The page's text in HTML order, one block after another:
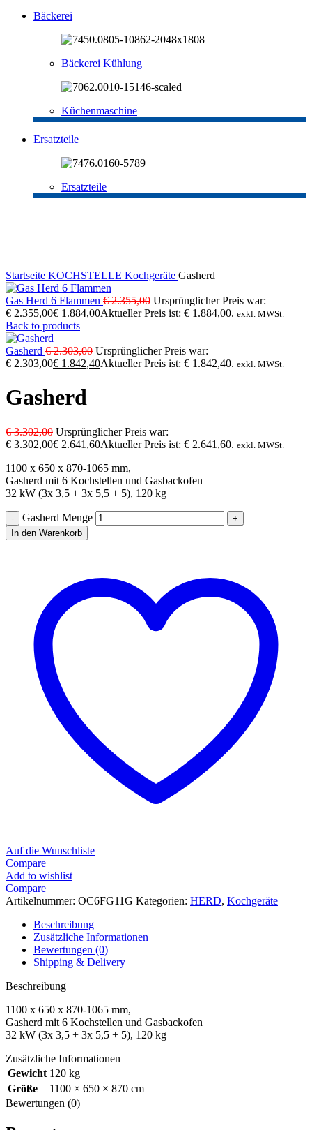
Bäckerei
Bäckerei Kühlung
Küchenmaschine
Ersatzteile
Ersatzteile
Startseite KOCHSTELLE Kochgeräte Gasherd
Gas Herd 6 Flammen €2.355,00 Ursprünglicher Preis war:
€ 2.355,00€ 1.884,00Aktueller Preis ist: € 1.884,00. exkl. MWSt.
Back to products
Gasherd €2.303,00 Ursprünglicher Preis war:
€ 2.303,00€ 1.842,40Aktueller Preis ist: € 1.842,40. exkl. MWSt.
Gasherd
€3.302,00 Ursprünglicher Preis war:
€ 3.302,00€ 2.641,60Aktueller Preis ist: € 2.641,60. exkl. MWSt.
1100 x 650 x 870-1065 mm,
Gasherd mit 6 Kochstellen und Gasbackofen
32 kW (3x 3,5 + 3x 5,5 + 5), 120 kg
Gasherd Menge
In den Warenkorb
Auf die Wunschliste
Compare
Add to wishlist
Compare
Artikelnummer: OC6FG11G Kategorien: HERD, Kochgeräte
Beschreibung
Zusätzliche Informationen
Bewertungen (0)
Shipping & Delivery
Beschreibung
1100 x 650 x 870-1065 mm,
Gasherd mit 6 Kochstellen und Gasbackofen
32 kW (3x 3,5 + 3x 5,5 + 5), 120 kg
Zusätzliche Informationen
Gewicht 120 kg
Größe
1100 × 650 × 870 cm
Bewertungen (0)